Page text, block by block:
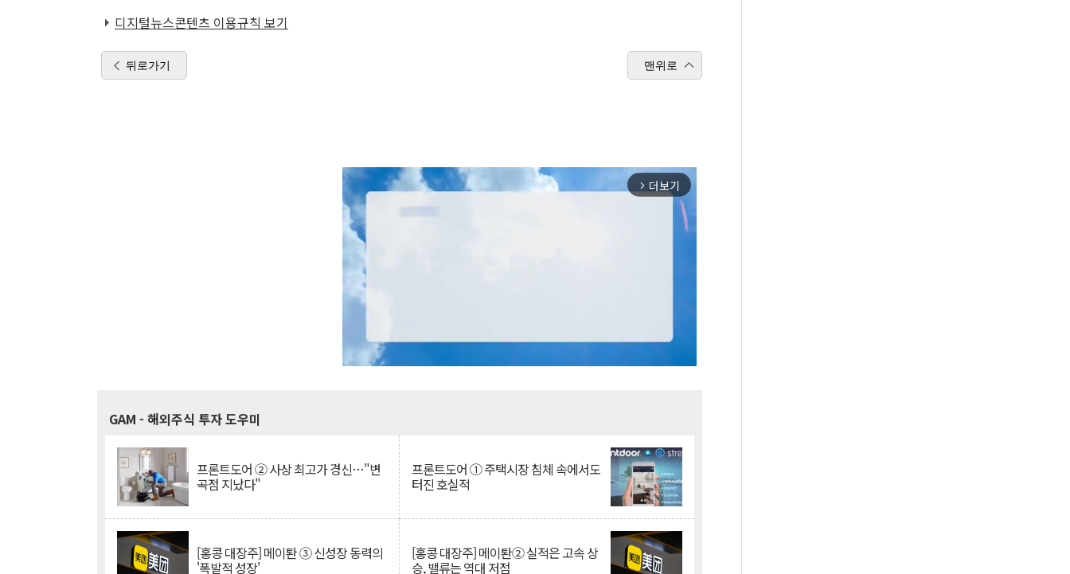
디지털뉴스콘텐츠 이용규칙 보기
뒤로가기 맨위로
arrow_forward_ios 더보기
GAM - 해외주식 투자 도우미
프론트도어 ② 사상 최고가 경신…"변
곡점 지났다"
프론트도어 ① 주택시장 침체 속에서도
터진 호실적
[홍콩 대장주] 메이퇀 ③ 신성장 동력의
'폭발적 성장'
[홍콩 대장주] 메이퇀② 실적은 고속 상
승, 밸류는 역대 저점